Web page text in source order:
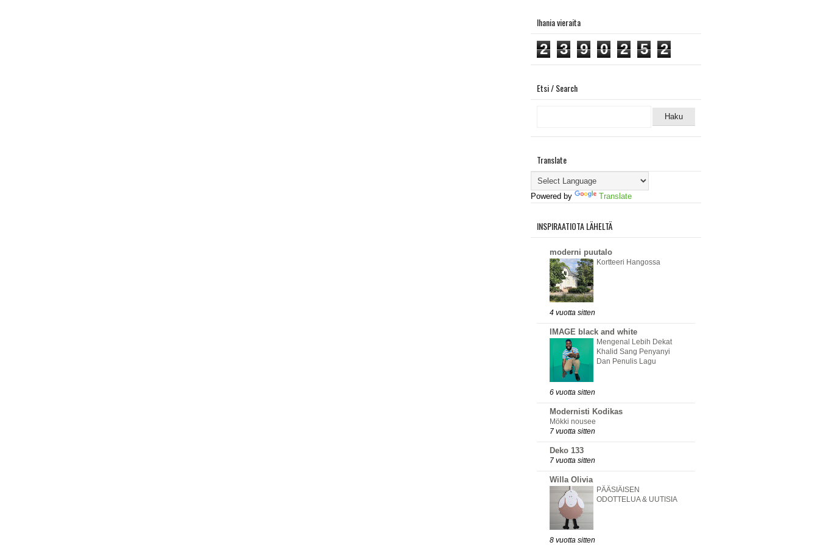
Ihania vieraita
2 3 9 0 2 5 2
Etsi / Search
Translate
Powered by Translate
INSPIRAATIOTA LÄHELTÄ
moderni puutalo
Kortteeri Hangossa
4 vuotta sitten
IMAGE black and white
Mengenal Lebih Dekat
Khalid Sang Penyanyi
Dan Penulis Lagu
6 vuotta sitten
Modernisti Kodikas
Mökki nousee
7 vuotta sitten
Deko 133
7 vuotta sitten
Willa Olivia
PÄÄSIÄISEN
ODOTTELUA & UUTISIA
8 vuotta sitten